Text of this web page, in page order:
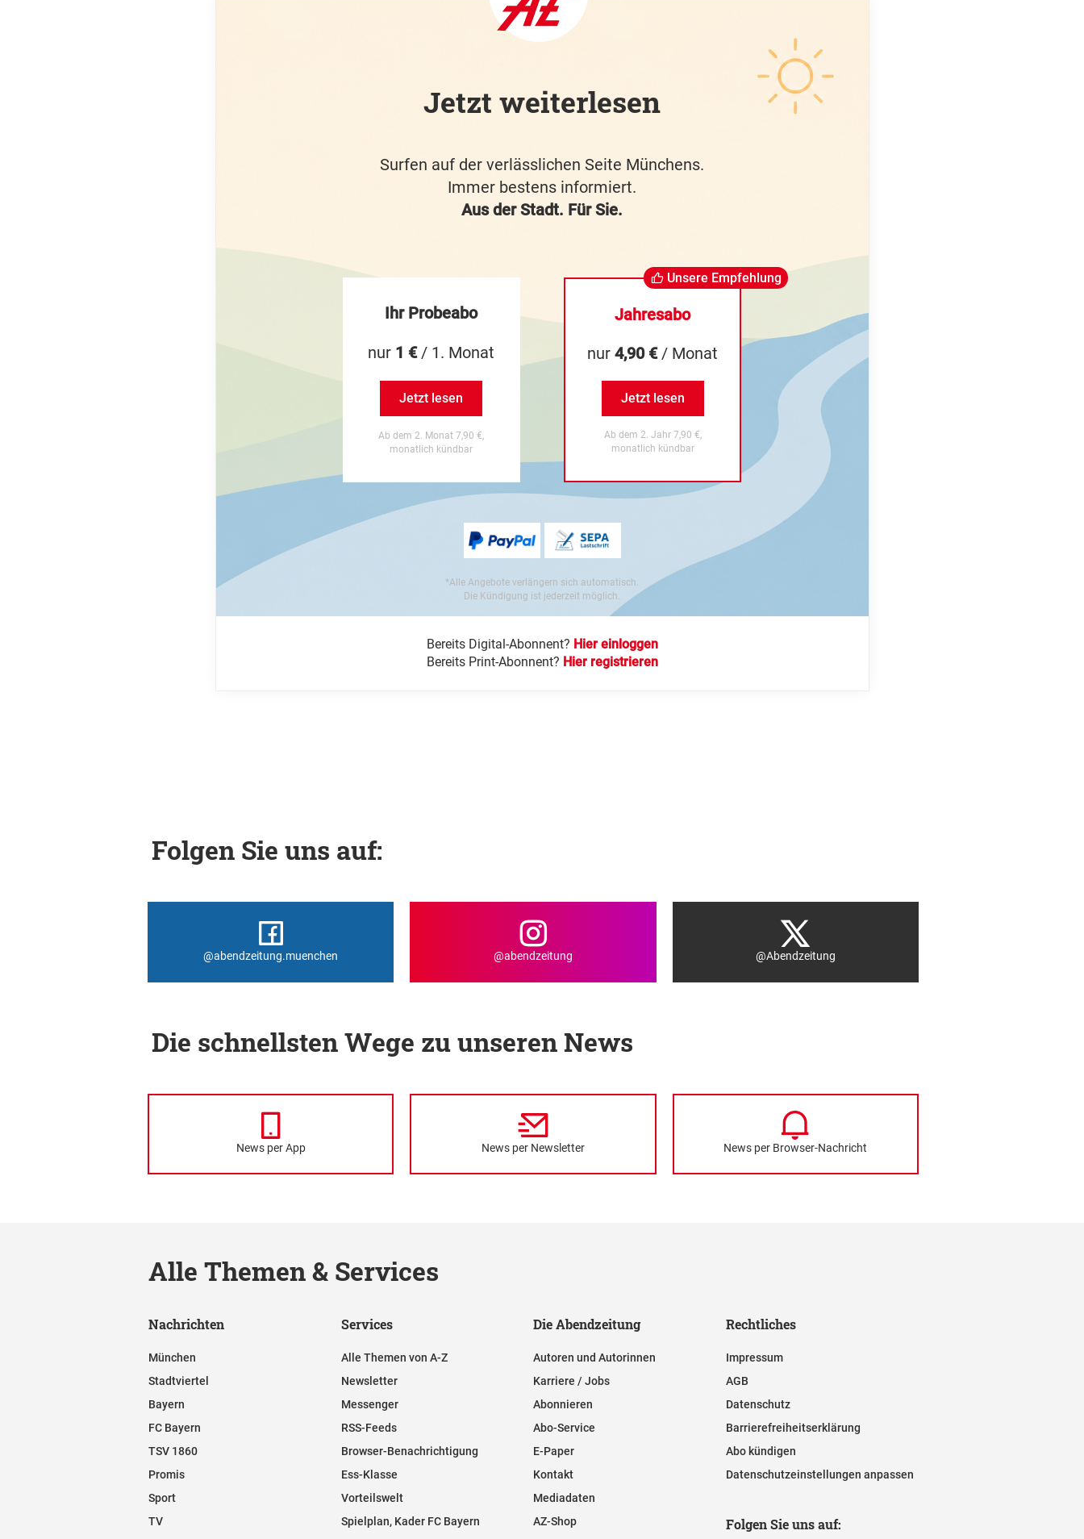
Jetzt weiterlesen
Surfen auf der verlässlichen Seite Münchens.
Immer bestens informiert.
Aus der Stadt. Für Sie.
Ihr Probeabo
nur 1 €/ 1. Monat
Jetzt lesen
Ab dem 2. Monat 7,90 €,
monatlich kündbar
Unsere Empfehlung
Jahresabo
nur4,90 €/ Monat
Jetzt lesen
Ab dem 2. Jahr 7,90 €,
monatlich kündbar
*Alle Angebote verlängern sich automatisch.
Die Kündigung ist jederzeit möglich.
Bereits Digital-Abonnent? Hier einloggen
Bereits Print-Abonnent? Hier registrieren
Folgen Sie uns auf:
@abendzeitung.muenchen @abendzeitung @Abendzeitung
Die schnellsten Wege zu unseren News
News per App News per Newsletter News per Browser-Nachricht
Alle Themen & Services
Nachrichten
München
Stadtviertel
Bayern
FC Bayern
TSV 1860
Promis
Sport
TV
Services
Alle Themen von A-Z
Newsletter
Messenger
RSS-Feeds
Browser-Benachrichtigung
Ess-Klasse
Vorteilswelt
Spielplan, Kader FC Bayern
Die Abendzeitung
Autoren und Autorinnen
Karriere / Jobs
Abonnieren
Abo-Service
E-Paper
Kontakt
Mediadaten
AZ-Shop
Rechtliches
Impressum
AGB
Datenschutz
Barrierefreiheitserklärung
Abo kündigen
Datenschutzeinstellungen anpassen
Folgen Sie uns auf: